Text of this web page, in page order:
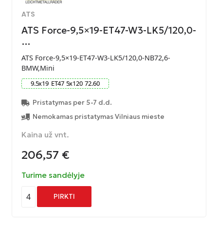
ATS
ATS Force-9,5×19-ET47-W3-LK5/120,0-
…
ATS Force-9,5×19-ET47-W3-LK5/120,0-NB72,6-
BMW,Mini
9.5x19 ET47 5x120 72.60
Pristatymas per 5-7 d.d.
Nemokamas pristatymas Vilniaus mieste
Kaina už vnt.
206,57 €
Turime sandėlyje
4 PIRKTI